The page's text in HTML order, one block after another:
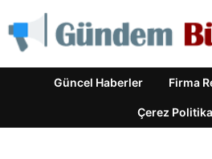
Güncel Haberler Firma
Çerez